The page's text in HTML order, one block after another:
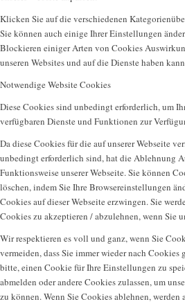
Klicken Sie auf die verschiedenen
Sie können auch einige Ihrer Einstellungen
Blockieren einiger Arten von Cookies
unseren Websites und auf die Dienste haben
Notwendige Website Cookies
Diese Cookies sind unbedingt erforderlich, um
verfügbaren Dienste und Funktionen zur
Da diese Cookies für die auf unserer Webseite
unbedingt erforderlich sind, hat die Ablehnung
Funktionsweise unserer Webseite. Sie können
löschen, indem Sie Ihre Browsereinstellungen
Cookies auf dieser Webseite erzwingen. Sie
Cookies zu akzeptieren / abzulehnen, wenn Sie
Wir respektieren es voll und ganz, wenn Sie
vermeiden, dass Sie immer wieder nach Cookies
bitte, einen Cookie für Ihre Einstellungen zu
abmelden oder andere Cookies zulassen, um
zu können. Wenn Sie Cookies ablehnen, werden